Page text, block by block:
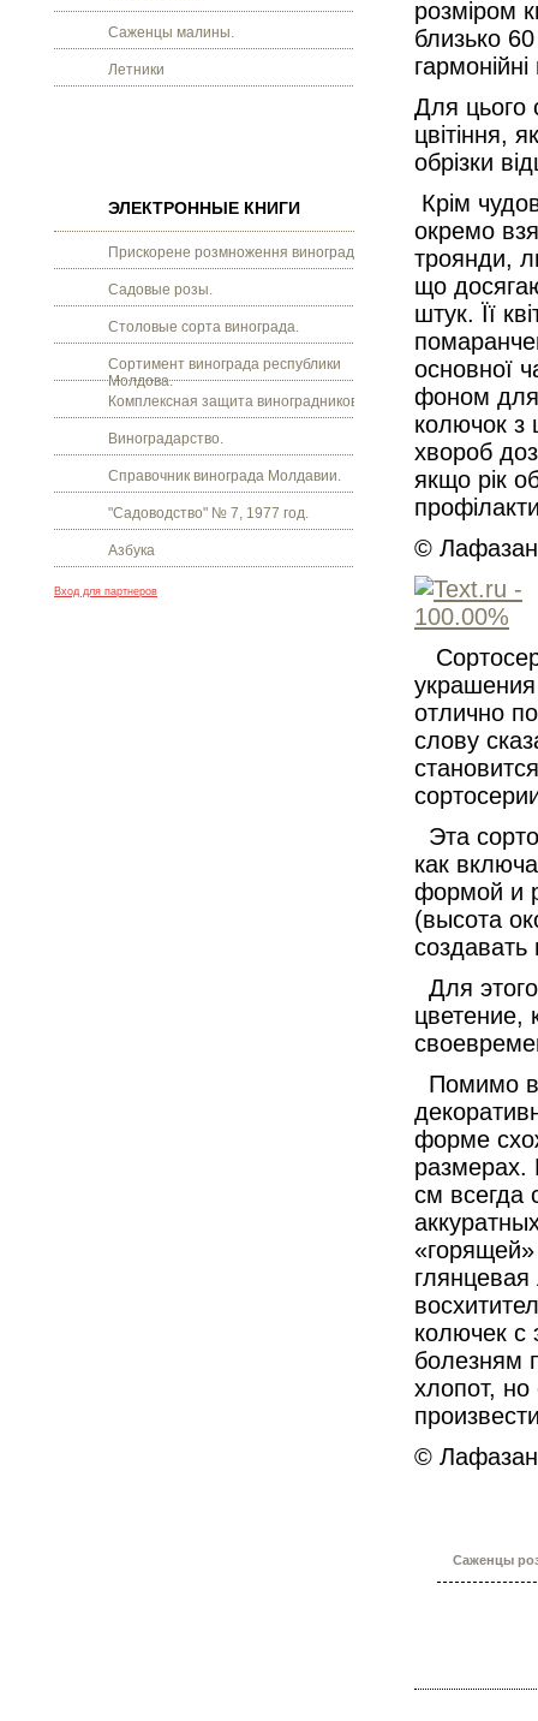
Саженцы малины.
Летники
ЭЛЕКТРОННЫЕ КНИГИ
Прискорене розмноження винограду.
Садовые розы.
Столовые сорта винограда.
Сортимент винограда республики
Молдова.
Комплексная защита виноградников.
Виноградарство.
Справочник винограда Молдавии.
"Садоводство" № 7, 1977 год.
Азбука
Вход для партнеров
розміром
близько
Для цього
цвітіння,
обрізки
Крім
окремо
троянди,
що
штук. Її
основної
фоном для
колючок з
хвороб
якщо рік
©
украшен
отлично
слову
Эта
как
формой и
(высота
Для
цветение,
Помимо
форме
размерах.
см всегда
колючек с
болезням
хлопот,
©
Саженцы